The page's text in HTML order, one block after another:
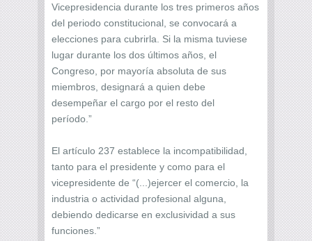
Vicepresidencia durante los tres primeros años
del periodo constitucional, se convocará a
elecciones para cubrirla. Si la misma tuviese
lugar durante los dos últimos años, el
Congreso, por mayoría absoluta de sus
miembros, designará a quien debe
desempeñar el cargo por el resto del
período.”
El artículo 237 establece la incompatibilidad,
tanto para el presidente y como para el
vicepresidente de “(...)ejercer el comercio, la
industria o actividad profesional alguna,
debiendo dedicarse en exclusividad a sus
funciones.”